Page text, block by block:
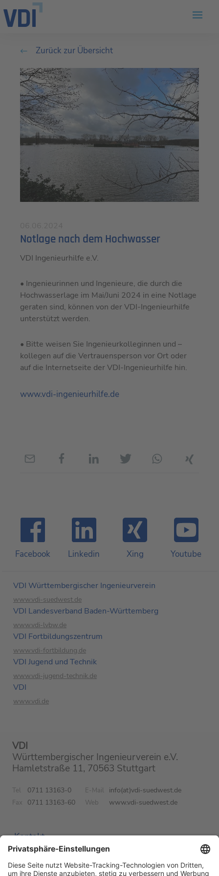
Zurück zur Übersicht
Notlage nach dem Hochwasser
VDI Ingenieurhilfe e.V.
• Ingenieurinnen und Ingenieure, die durch die
Hochwasserlage im Mai/Juni 2024 in eine Notlage
geraten sind, können von der VDI-Ingenieurhilfe
unterstützt werden.
• Bitte weisen Sie Ingenieurkolleginnen und –
kollegen auf die Vertrauensperson vor Ort oder
auf die Internetseite der VDI-Ingenieurhilfe hin.
www.vdi-ingenieurhilfe.de
Facebook Linkedin Xing Youtube
VDI Württembergischer Ingenieurverein
www.vdi-suedwest.de
VDI Landesverband Baden-Württemberg
www.vdi-lvbw.de
VDI Fortbildungs­zentrum
www.vdi-fortbildung.de
VDI Jugend und Technik
www.vdi-jugend-technik.de
VDI
www.vdi.de
VDI
Württembergischer Ingenieurverein e.V.
Hamletstraße 11, 70563 Stuttgart
Tel 0711 13163-0
Fax 0711 13163-60
E-Mail info(at)vdi-suedwest.de
Web www.vdi-suedwest.de
Kontakt
Impressum